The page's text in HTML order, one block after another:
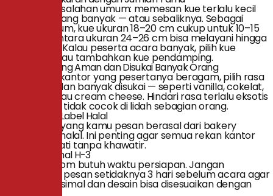
Salah satu kesalahan umum: memesan kue terlalu kecil
untuk tamu yang banyak — atau sebaliknya. Sebagai
panduan umum, kue ukuran 18–20 cm cukup untuk 10–15
orang, sementara ukuran 24–26 cm bisa melayani hingga
25–30 orang. Kalau peserta acara banyak, pilih kue
bertingkat atau tambahkan kue pendamping.
3. Pilih Rasa yang Aman dan Disukai Banyak Orang
Untuk acara kantor yang pesertanya beragam, pilih rasa
yang umum dan banyak disukai — seperti vanilla, cokelat,
red velvet, atau cream cheese. Hindari rasa terlalu eksotis
yang berisiko tidak cocok di lidah sebagian orang.
4. Perhatikan Label Halal
Pastikan kue yang kamu pesan berasal dari bakery
bersertifikat halal. Ini penting agar semua rekan kantor
bisa menikmati tanpa khawatir.
5. Pesan Minimal H-3
Kue tart custom butuh waktu persiapan. Jangan
mendadak — pesan setidaknya 3 hari sebelum acara agar
hasilnya maksimal dan desain bisa disesuaikan dengan